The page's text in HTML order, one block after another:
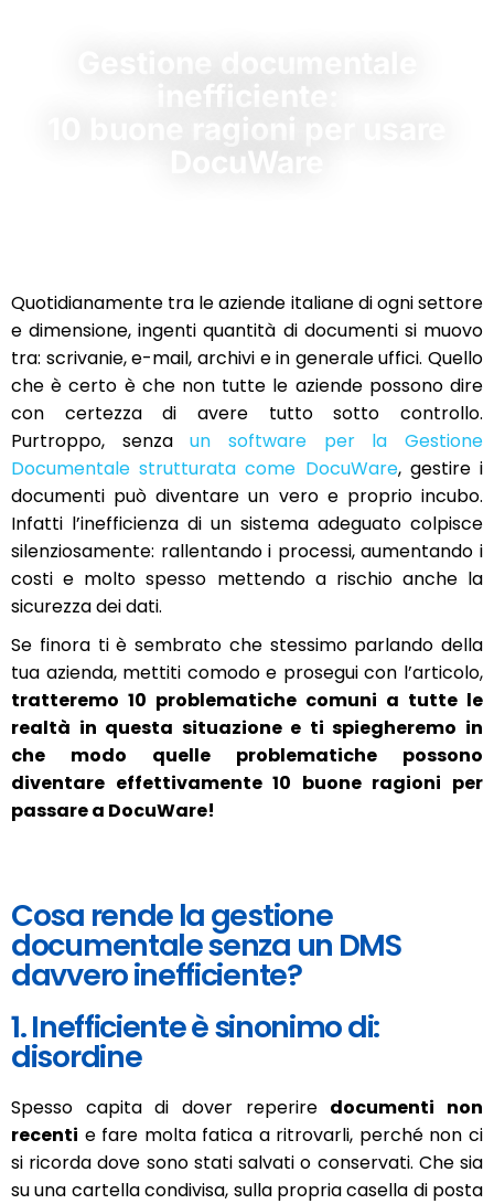
inefficiente:
DocuWare
Quotidianamente tra le aziende italiane di ogni settore
e dimensione, ingenti quantità di documenti si muovo
tra: scrivanie, e-mail, archivi e in generale uffici. Quello
che è certo è che non tutte le aziende possono dire
con certezza di avere tutto sotto controllo.
Purtroppo, senzaun software per la Gestione
Documentale strutturata come DocuWare, gestire i
documenti può diventare un vero e proprio incubo.
Infatti l’inefficienza di un sistema adeguato colpisce
silenziosamente: rallentando i processi, aumentando i
costi e molto spesso mettendo a rischio anche la
sicurezza dei dati.
Se finora ti è sembrato che stessimo parlando della
tua azienda, mettiti comodo e prosegui con l’articolo,
tratteremo 10 problematiche comuni a tutte le
realtà in questa situazione e ti spiegheremo in
che modo quelle problematiche possono
diventare effettivamente 10 buone ragioni per
passare a DocuWare!
Cosa rende la gestione
documentale senza un DMS
davvero inefficiente?
1. Inefficiente è sinonimo di:
disordine
Spesso capita di dover reperire documenti non
recenti e fare molta fatica a ritrovarli, perché non ci
si ricorda dove sono stati salvati o conservati. Che sia
su una cartella condivisa, sulla propria casella di posta